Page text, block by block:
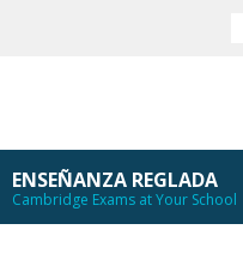
ENSEÑANZA REGLADA
Cambridge Exams at Your School